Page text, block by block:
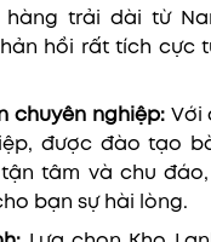
hàng trải dài từ
hồi rất tích cực
chuyên nghiệp: Với
được đào tạo
tâm và chu
bạn sự hài lòng.